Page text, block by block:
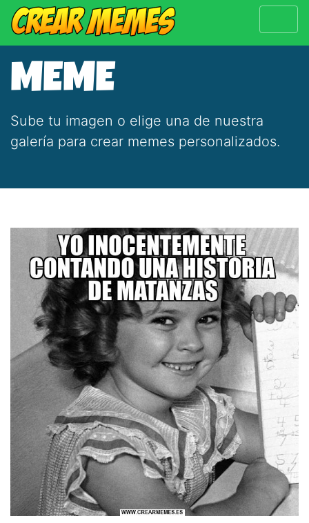
MEME
Sube tu imagen o elige una de nuestra
galería para crear memes personalizados.